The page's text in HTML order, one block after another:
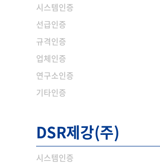
시스템인증
선급인증
규격인증
업체인증
연구소인증
기타인증
DSR제강(주)
시스템인증